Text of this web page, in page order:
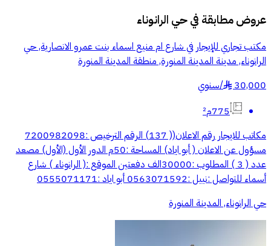
عروض مطابقة فيحي الرانوناء
مكتب تجاري للإيجار في شارع ام منيع اسماء بنت عمرو الانصارية, حي
الرانوناء, مدينة المدينة المنورة, منطقة المدينة المنورة
30,000
§
/سنوي
775م²
مكاتب للايجار رقم الاعلان(( 137) الرقم الترخيص :7200982098
مسؤول عن الاعلان ( أبو اياد) المساحة :50م الدور الأول (الأول) مصعد
عدد ( 3 ) المطلوب :30000الف دفعتين الموقع :( الرانوناء ) شارع
أسماء للتواصل :نييل :0563071592 أبو اياد :0555071171
حي الرانوناء, المدينة المنورة